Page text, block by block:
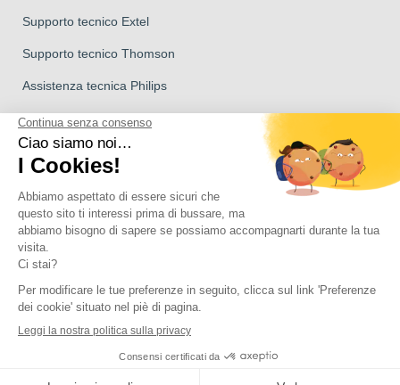
Supporto tecnico Extel
Supporto tecnico Thomson
Assistenza tecnica Philips
Marchio del Gruppo Avidsen
Marchio Avidsen
Marchio Extel
I videocitofoni Philips
Marchio Thomson
Copyright 2026 © Tutti i diritti riservati Avidsen